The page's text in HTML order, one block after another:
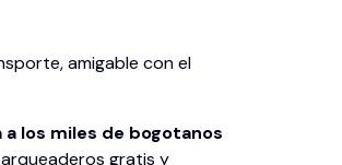
amigable con el
los miles de bogotanos
gratis y